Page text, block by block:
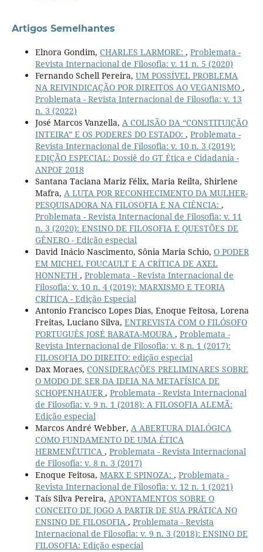
Artigos Semelhantes
Elnora Gondim, CHARLES LARMORE: , Problemata -
Revista Internacional de Filosofia: v. 11 n. 5 (2020)
Fernando Schell Pereira, UM POSSÍVEL PROBLEMA
NA REIVINDICAÇÃO POR DIREITOS AO VEGANISMO ,
Problemata - Revista Internacional de Filosofia: v. 13
n. 3 (2022)
José Marcos Vanzella, A COLISÃO DA “CONSTITUIÇÃO
INTEIRA” E OS PODERES DO ESTADO: , Problemata -
Revista Internacional de Filosofia: v. 10 n. 3 (2019):
EDIÇÃO ESPECIAL: Dossiê do GT Ética e Cidadania -
ANPOF 2018
Santana Taciana Mariz Félix, Maria Reilta, Shirlene
Mafra, A LUTA POR RECONHECIMENTO DA MULHER-
PESQUISADORA NA FILOSOFIA E NA CIÊNCIA: ,
Problemata - Revista Internacional de Filosofia: v. 11
n. 3 (2020): ENSINO DE FILOSOFIA E QUESTÕES DE
GÊNERO - Edição especial
David Inácio Nascimento, Sônia Maria Schio, O PODER
EM MICHEL FOUCAULT E A CRÍTICA DE AXEL
HONNETH , Problemata - Revista Internacional de
Filosofia: v. 10 n. 4 (2019): MARXISMO E TEORIA
CRÍTICA - Edição Especial
Antonio Francisco Lopes Dias, Enoque Feitosa, Lorena
Freitas, Luciano Silva, ENTREVISTA COM O FILÓSOFO
PORTUGUÊS JOSÉ BARATA-MOURA , Problemata -
Revista Internacional de Filosofia: v. 8 n. 1 (2017):
FILOSOFIA DO DIREITO: edição especial
Dax Moraes, CONSIDERAÇÕES PRELIMINARES SOBRE
O MODO DE SER DA IDEIA NA METAFÍSICA DE
SCHOPENHAUER, Problemata - Revista Internacional
de Filosofia: v. 9 n. 1 (2018): A FILOSOFIA ALEMÃ:
Edição especial
Marcos André Webber, A ABERTURA DIALÓGICA
COMO FUNDAMENTO DE UMA ÉTICA
HERMENÊUTICA , Problemata - Revista Internacional
de Filosofia: v. 8 n. 3 (2017)
Enoque Feitosa, MARX E SPINOZA: , Problemata -
Revista Internacional de Filosofia: v. 12 n. 1 (2021)
Taís Silva Pereira, APONTAMENTOS SOBRE O
CONCEITO DE JOGO A PARTIR DE SUA PRÁTICA NO
ENSINO DE FILOSOFIA , Problemata - Revista
Internacional de Filosofia: v. 9 n. 3 (2018): ENSINO DE
FILOSOFIA: Edição especial